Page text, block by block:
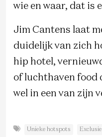
wie en waar, dat is
Jim Cantens laat
duidelijk van zich
hip hotel,
of luchthaven food
wel in een van zijn
Unieke hotspots